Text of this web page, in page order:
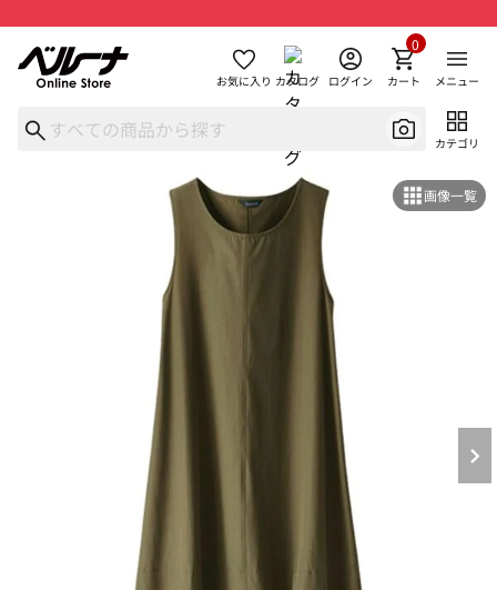
お気に入り カタログ ログイン カート
0
メニュー
カテゴリ
画像一覧